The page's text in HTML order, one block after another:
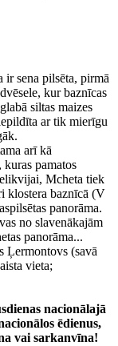
ir sena pilsēta, pirmā
kur baznīcas
siltas maizes
ar tik mierīgu
arī kā
, kuras pamatos
Mcheta tiek
klostera baznīcā (V
panorāma.
no slavenākajām
panorāma...
Ļermontovs (savā
vieta;
nacionālajā
ēdienus,
vai sarkanvīna!